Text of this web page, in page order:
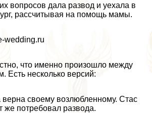
вопросов дала развод и уехала в
рассчитывая на помощь мамы.
wedding.ru
что именно произошло между
Есть несколько версий:
своему возлюбленному. Стас
же потребовал развода.